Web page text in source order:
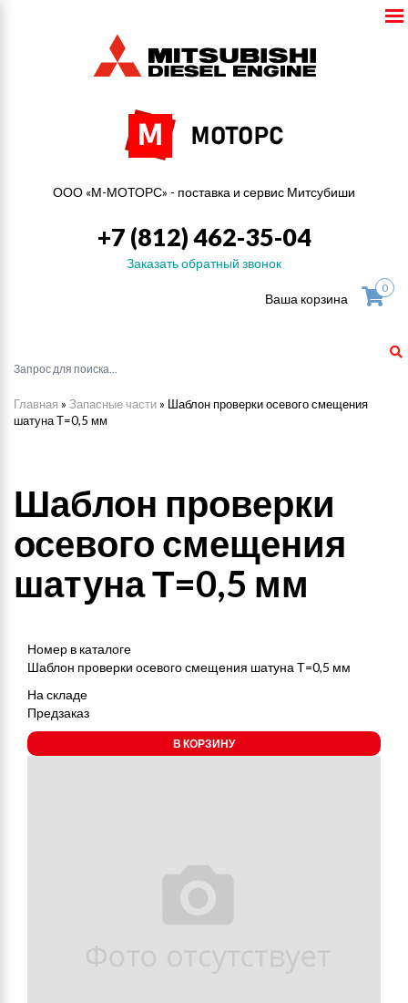
ООО «М-МОТОРС» - поставка и сервис Митсубиши
+7 (812) 462-35-04
Заказать обратный звонок
Ваша корзина
0
Главная » Запасные части » Шаблон проверки осевого смещения
шатуна Т=0,5 мм
Шаблон проверки
осевого смещения
шатуна Т=0,5 мм
Номер в каталоге
Шаблон проверки осевого смещения шатуна Т=0,5 мм
На складе
Предзаказ
В КОРЗИНУ